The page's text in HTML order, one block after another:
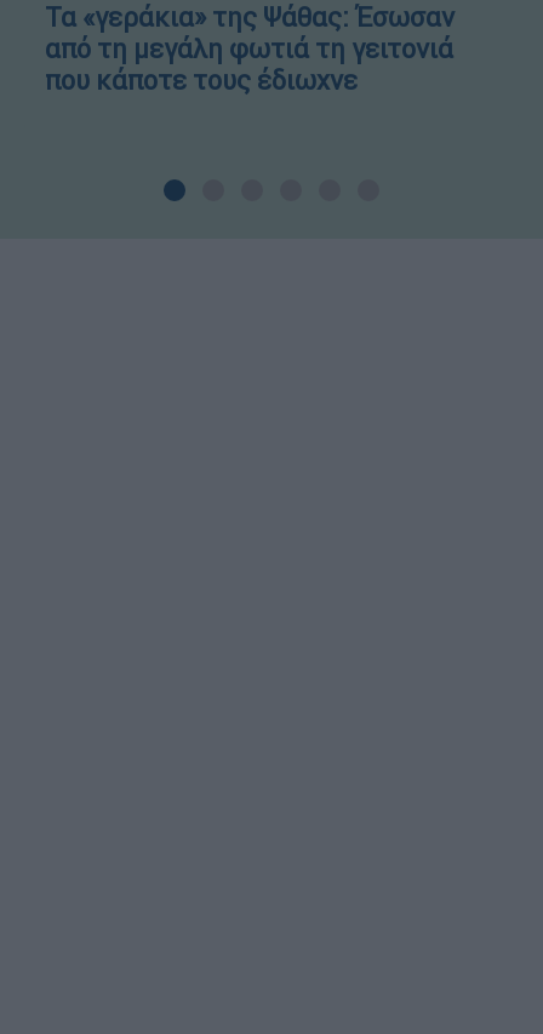
Τα «γεράκια» της Ψάθας: Έσωσαν
από τη μεγάλη φωτιά τη γειτονιά
που κάποτε τους έδιωχνε